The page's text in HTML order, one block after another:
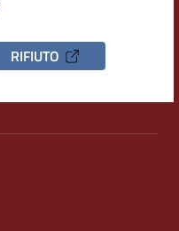
RIFIUTO